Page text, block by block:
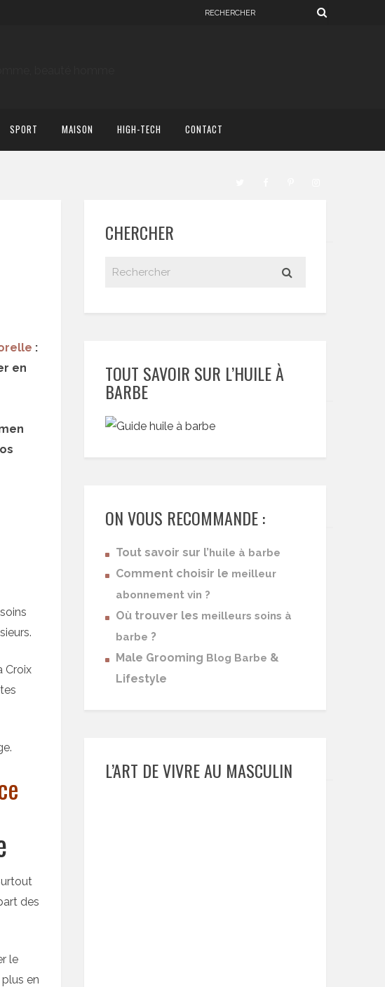
SPORT MAISON HIGH-TECH CONTACT
:
en
Croix
des
le
en
CHERCHER
TOUT SAVOIR SUR L’HUILE À
BARBE
ON VOUS RECOMMANDE :
Tout savoir sur l’huile à barbe
Comment choisir le meilleur
abonnement vin ?
Où trouver les meilleurs soins à
barbe ?
Male Grooming Blog Barbe &
Lifestyle
L’ART DE VIVRE AU MASCULIN